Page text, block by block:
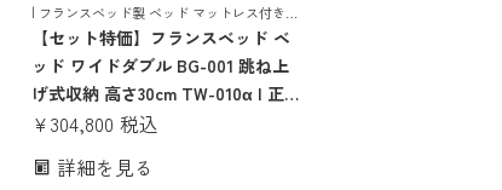
| フランスベッド製 ベッド マットレス付き
マットレスセット ベッドセット マットレス
付き コンセント おしゃれ 収納
【セット特価】フランスベッド ベ
ッド ワイドダブル BG-001 跳ね上
げ式収納 高さ30cm TW-010α | 正規
品 フランスベッド製 ワイドダブル
セット ベッドセット コンセント付
¥304,800 税込
詳細を見る